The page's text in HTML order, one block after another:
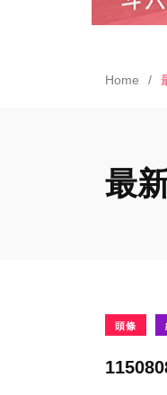
Home
最
頭條